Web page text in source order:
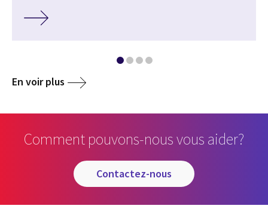
En voir plus
Comment pouvons-nous vous aider?
contactez-nous